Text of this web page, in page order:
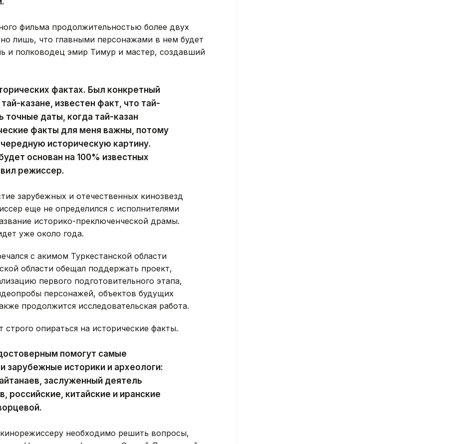
фильма продолжительностью более двух
лишь, что главными персонажами в нем будет
и полководец эмир Тимур и мастер, создавший
фактах. Был конкретный
казане, известен факт, что тай-
точные даты, когда тай-казан
факты для меня важны, потому
историческую картину.
основан на 100% известных
режиссер.
зарубежных и отечественных кинозвезд
еще не определился с исполнителями
историко-преключенческой драмы.
уже около года.
с акимом Туркестанской области
области обещал поддержать проект,
первого подготовительного этапа,
персонажей, объектов будущих
продолжится исследовательская работа.
опираться на исторические факты.
помогут самые
зарубежные историки и археологи:
заслуженный деятель
российские, китайские и иранские
необходимо решить вопросы,